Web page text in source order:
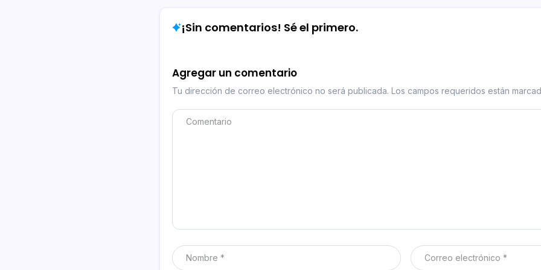
¡Sin comentarios! Sé el primero.
Agregar un comentario
Tu dirección de correo electrónico no será publicada. Los campos requeridos están